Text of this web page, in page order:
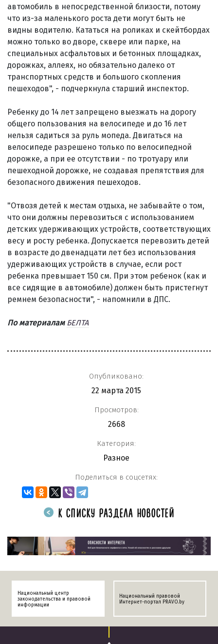
автомобиль в непосредственной близости, потому
что из-за маленького роста дети могут быть не
видны водителю. Кататься на роликах и скейтбордах
можно только во дворе, сквере или парке, на
специальных асфальтовых и бетонных площадках,
дорожках, аллеях, но обязательно далеко от
транспортных средств и большого скопления
пешеходов", - подчеркнула старший инспектор.
Ребенку до 14 лет запрещено выезжать на дорогу
общего пользования на велосипеде и до 16 лет
нельзя садиться за руль мопеда. Двигаться на
велосипеде разрешено только по велосипедной
дорожке, а при ее отсутствии - по тротуару или
пешеходной дорожке, не создавая препятствия для
безопасного движения пешеходов.
"Отвозя детей к местам отдыха, не забывайте о том,
что они должны перевозиться с использованием
детских удерживающих устройств, соответствующих
весу и росту ребенка. Допускается перевозить детей
в возрасте до двенадцати лет без использования
удерживающих устройств в случае, если рост
ребенка превышает 150 см. При этом ребенок (как и
все сидящие в автомобиле) должен быть пристегнут
ремнем безопасности", - напомнили в ДПС.
По материалам БЕЛТА
Опубликовано:
22 марта 2015
Просмотров:
2668
Категория:
Разное
Поделиться в соцсетях:
К СПИСКУ РАЗДЕЛА НОВОСТЕЙ
Национальный центр
законодательства и правовой
информации
Национальный правовой
Интернет-портал PRAVO.by